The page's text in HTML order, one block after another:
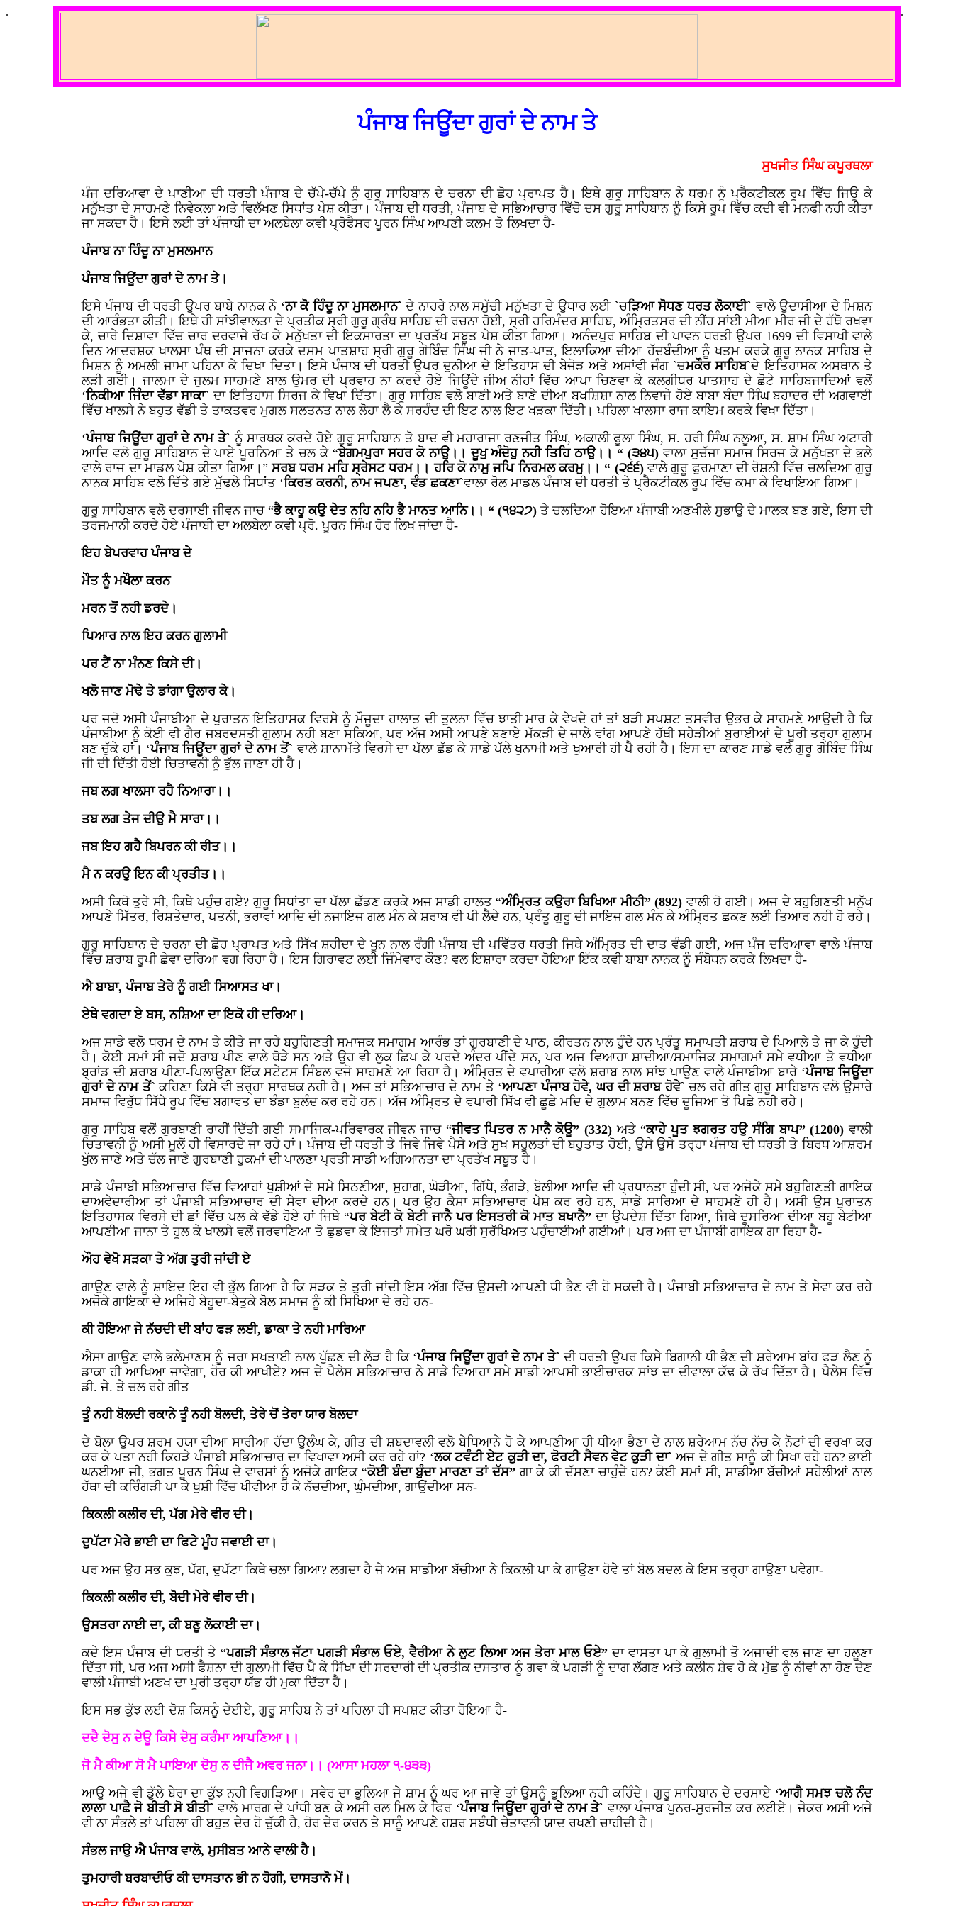
.
ਪੰਜਾਬ ਜਿਊਂਦਾ ਗੁਰਾਂ ਦੇ ਨਾਮ ਤੇ
ਸੁਖਜੀਤ ਸਿੰਘ ਕਪੂਰਥਲਾ
ਪੰਜ ਦਰਿਆਵਾ ਦੇ ਪਾਣੀਆ ਦੀ ਧਰਤੀ ਪੰਜਾਬ ਦੇ ਚੱਪੇ-ਚੱਪੇ ਨੂੰ ਗੁਰੂ ਸਾਹਿਬਾਨ ਦੇ ਚਰਨਾ ਦੀ ਛੋਹ ਪ੍ਰਾਪਤ ਹੈ। ਇਥੇ ਗੁਰੂ ਸਾਹਿਬਾਨ ਨੇ ਧਰਮ ਨੂੰ ਪ੍ਰੈਕਟੀਕਲ ਰੂਪ ਵਿੱਚ ਜਿਊ ਕੇ
ਮਨੁੱਖਤਾ ਦੇ ਸਾਹਮਣੇ ਨਿਵੇਕਲਾ ਅਤੇ ਵਿਲੱਖਣ ਸਿਧਾਂਤ ਪੇਸ਼ ਕੀਤਾ। ਪੰਜਾਬ ਦੀ ਧਰਤੀ, ਪੰਜਾਬ ਦੇ ਸਭਿਆਚਾਰ ਵਿੱਚੋ ਦਸ ਗੁਰੂ ਸਾਹਿਬਾਨ ਨੂੰ ਕਿਸੇ ਰੂਪ ਵਿੱਚ ਕਦੀ ਵੀ ਮਨਫੀ ਨਹੀ ਕੀਤਾ
ਜਾ ਸਕਦਾ ਹੈ। ਇਸੇ ਲਈ ਤਾਂ ਪੰਜਾਬੀ ਦਾ ਅਲਬੇਲਾ ਕਵੀ ਪ੍ਰੋਫੈਸਰ ਪੂਰਨ ਸਿੰਘ ਆਪਣੀ ਕਲਮ ਤੋ ਲਿਖਦਾ ਹੈ-
ਪੰਜਾਬ ਨਾ ਹਿੰਦੂ ਨਾ ਮੁਸਲਮਾਨ
ਪੰਜਾਬ ਜਿਊਂਦਾ ਗੁਰਾਂ ਦੇ ਨਾਮ ਤੇ।
ਇਸੇ ਪੰਜਾਬ ਦੀ ਧਰਤੀ ਉਪਰ ਬਾਬੇ ਨਾਨਕ ਨੇ ‘ਨਾ ਕੋ ਹਿੰਦੂ ਨਾ ਮੁਸਲਮਾਨ`ਦੇ ਨਾਹਰੇ ਨਾਲ ਸਮੁੱਚੀ ਮਨੁੱਖਤਾ ਦੇ ਉਧਾਰ ਲਈ `ਚੜਿਆ ਸੋਧਣ ਧਰਤ ਲੋਕਾਈ` ਵਾਲੇ ਉਦਾਸੀਆ ਦੇ ਮਿਸ਼ਨ
ਦੀ ਆਰੰਭਤਾ ਕੀਤੀ। ਇਥੇ ਹੀ ਸਾਂਝੀਵਾਲਤਾ ਦੇ ਪ੍ਰਤੀਕ ਸ੍ਰੀ ਗੁਰੂ ਗ੍ਰੰਥ ਸਾਹਿਬ ਦੀ ਰਚਨਾ ਹੋਈ, ਸ੍ਰੀ ਹਰਿਮੰਦਰ ਸਾਹਿਬ, ਅੰਮ੍ਰਿਤਸਰ ਦੀ ਨੀਂਹ ਸਾਂਈ ਮੀਆ ਮੀਰ ਜੀ ਦੇ ਹੱਥੋ ਰਖਵਾ
ਕੇ, ਚਾਰੇ ਦਿਸ਼ਾਵਾ ਵਿੱਚ ਚਾਰ ਦਰਵਾਜੇ ਰੱਖ ਕੇ ਮਨੁੱਖਤਾ ਦੀ ਇਕਸਾਰਤਾ ਦਾ ਪ੍ਰਤੱਖ ਸਬੂਤ ਪੇਸ਼ ਕੀਤਾ ਗਿਆ। ਅਨੰਦਪੁਰ ਸਾਹਿਬ ਦੀ ਪਾਵਨ ਧਰਤੀ ਉਪਰ 1699 ਦੀ ਵਿਸਾਖੀ ਵਾਲੇ
ਦਿਨ ਆਦਰਸ਼ਕ ਖਾਲਸਾ ਪੰਥ ਦੀ ਸਾਜਨਾ ਕਰਕੇ ਦਸਮ ਪਾਤਸ਼ਾਹ ਸ੍ਰੀ ਗੁਰੂ ਗੋਬਿੰਦ ਸਿੰਘ ਜੀ ਨੇ ਜਾਤ-ਪਾਤ, ਇਲਾਕਿਆ ਦੀਆ ਹੱਦਬੰਦੀਆ ਨੂੰ ਖਤਮ ਕਰਕੇ ਗੁਰੂ ਨਾਨਕ ਸਾਹਿਬ ਦੇ
ਮਿਸ਼ਨ ਨੂੰ ਅਮਲੀ ਜਾਮਾ ਪਹਿਨਾ ਕੇ ਦਿਖਾ ਦਿਤਾ। ਇਸੇ ਪੰਜਾਬ ਦੀ ਧਰਤੀ ਉਪਰ ਦੁਨੀਆ ਦੇ ਇਤਿਹਾਸ ਦੀ ਬੇਜੋੜ ਅਤੇ ਅਸਾਂਵੀ ਜੰਗ `ਚਮਕੌਰ ਸਾਹਿਬ`ਦੇ ਇਤਿਹਾਸਕ ਅਸਥਾਨ ਤੇ
ਲੜੀ ਗਈ। ਜਾਲਮਾ ਦੇ ਜੁਲਮ ਸਾਹਮਣੇ ਬਾਲ ਉਮਰ ਦੀ ਪ੍ਰਵਾਹ ਨਾ ਕਰਦੇ ਹੋਏ ਜਿਊਂਦੇ ਜੀਅ ਨੀਹਾਂ ਵਿੱਚ ਆਪਾ ਚਿਣਵਾ ਕੇ ਕਲਗੀਧਰ ਪਾਤਸ਼ਾਹ ਦੇ ਛੋਟੇ ਸਾਹਿਬਜਾਦਿਆਂ ਵਲੋਂ
‘ਨਿਕੀਆ ਜਿੰਦਾ ਵੱਡਾ ਸਾਕਾ`ਦਾ ਇਤਿਹਾਸ ਸਿਰਜ ਕੇ ਵਿਖਾ ਦਿੱਤਾ। ਗੁਰੂ ਸਾਹਿਬ ਵਲੋ ਬਾਣੀ ਅਤੇ ਬਾਣੇ ਦੀਆ ਬਖਸ਼ਿਸ਼ਾ ਨਾਲ ਨਿਵਾਜੇ ਹੋਏ ਬਾਬਾ ਬੰਦਾ ਸਿੰਘ ਬਹਾਦਰ ਦੀ ਅਗਵਾਈ
ਵਿੱਚ ਖਾਲਸੇ ਨੇ ਬਹੁਤ ਵੱਡੀ ਤੇ ਤਾਕਤਵਰ ਮੁਗਲ ਸਲਤਨਤ ਨਾਲ ਲੋਹਾ ਲੈ ਕੇ ਸਰਹੰਦ ਦੀ ਇਟ ਨਾਲ ਇਟ ਖੜਕਾ ਦਿੱਤੀ। ਪਹਿਲਾ ਖਾਲਸਾ ਰਾਜ ਕਾਇਮ ਕਰਕੇ ਵਿਖਾ ਦਿੱਤਾ।
‘ਪੰਜਾਬ ਜਿਊਂਦਾ ਗੁਰਾਂ ਦੇ ਨਾਮ ਤੇ`ਨੂੰ ਸਾਰਥਕ ਕਰਦੇ ਹੋਏ ਗੁਰੂ ਸਾਹਿਬਾਨ ਤੋ ਬਾਦ ਵੀ ਮਹਾਰਾਜਾ ਰਣਜੀਤ ਸਿੰਘ, ਅਕਾਲੀ ਫੂਲਾ ਸਿੰਘ, ਸ. ਹਰੀ ਸਿੰਘ ਨਲੂਆ, ਸ. ਸ਼ਾਮ ਸਿੰਘ ਅਟਾਰੀ
ਆਦਿ ਵਲੋ ਗੁਰੂ ਸਾਹਿਬਾਨ ਦੇ ਪਾਏ ਪੂਰਨਿਆ ਤੇ ਚਲ ਕੇ “ਬੇਗਮਪੁਰਾ ਸਹਰ ਕੋ ਨਾਉ।। ਦੂਖੁ ਅੰਦੋਹੁ ਨਹੀ ਤਿਹਿ ਠਾਉ।। “ (੩੪੫) ਵਾਲਾ ਸੁਚੱਜਾ ਸਮਾਜ ਸਿਰਜ ਕੇ ਮਨੁੱਖਤਾ ਦੇ ਭਲੇ
ਵਾਲੇ ਰਾਜ ਦਾ ਮਾਡਲ ਪੇਸ਼ ਕੀਤਾ ਗਿਆ।”ਸਰਬ ਧਰਮ ਮਹਿ ਸ੍ਰੇਸਟ ਧਰਮ।। ਹਰਿ ਕੋ ਨਾਮੁ ਜਪਿ ਨਿਰਮਲ ਕਰਮੁ।। “ (੨੬੬) ਵਾਲੇ ਗੁਰੂ ਫੁਰਮਾਣਾ ਦੀ ਰੋਸ਼ਨੀ ਵਿੱਚ ਚਲਦਿਆ ਗੁਰੂ
ਨਾਨਕ ਸਾਹਿਬ ਵਲੋ ਦਿੱਤੇ ਗਏ ਮੁੱਢਲੇ ਸਿਧਾਂਤ ‘ਕਿਰਤ ਕਰਨੀ, ਨਾਮ ਜਪਣਾ, ਵੰਡ ਛਕਣਾ`ਵਾਲਾ ਰੋਲ ਮਾਡਲ ਪੰਜਾਬ ਦੀ ਧਰਤੀ ਤੇ ਪ੍ਰੈਕਟੀਕਲ ਰੂਪ ਵਿੱਚ ਕਮਾ ਕੇ ਵਿਖਾਇਆ ਗਿਆ।
ਗੁਰੂ ਸਾਹਿਬਾਨ ਵਲੋ ਦਰਸਾਈ ਜੀਵਨ ਜਾਚ “ਭੈ ਕਾਹੂ ਕਉ ਦੇਤ ਨਹਿ ਨਹਿ ਭੈ ਮਾਨਤ ਆਨਿ।। “ (੧੪੨੭) ਤੇ ਚਲਦਿਆ ਹੋਇਆ ਪੰਜਾਬੀ ਅਣਖੀਲੇ ਸੁਭਾਉ ਦੇ ਮਾਲਕ ਬਣ ਗਏ, ਇਸ ਦੀ
ਤਰਜਮਾਨੀ ਕਰਦੇ ਹੋਏ ਪੰਜਾਬੀ ਦਾ ਅਲਬੇਲਾ ਕਵੀ ਪ੍ਰੋ. ਪੂਰਨ ਸਿੰਘ ਹੋਰ ਲਿਖ ਜਾਂਦਾ ਹੈ-
ਇਹ ਬੇਪਰਵਾਹ ਪੰਜਾਬ ਦੇ
ਮੌਤ ਨੂੰ ਮਖੌਲਾ ਕਰਨ
ਮਰਨ ਤੋਂ ਨਹੀ ਡਰਦੇ।
ਪਿਆਰ ਨਾਲ ਇਹ ਕਰਨ ਗੁਲਾਮੀ
ਪਰ ਟੈਂ ਨਾ ਮੰਨਣ ਕਿਸੇ ਦੀ।
ਖਲੋ ਜਾਣ ਮੋਢੇ ਤੇ ਡਾਂਗਾ ਉਲਾਰ ਕੇ।
ਪਰ ਜਦੋ ਅਸੀ ਪੰਜਾਬੀਆ ਦੇ ਪੁਰਾਤਨ ਇਤਿਹਾਸਕ ਵਿਰਸੇ ਨੂੰ ਮੌਜੂਦਾ ਹਾਲਾਤ ਦੀ ਤੁਲਨਾ ਵਿੱਚ ਝਾਤੀ ਮਾਰ ਕੇ ਵੇਖਦੇ ਹਾਂ ਤਾਂ ਬੜੀ ਸਪਸ਼ਟ ਤਸਵੀਰ ਉਭਰ ਕੇ ਸਾਹਮਣੇ ਆਉਦੀ ਹੈ ਕਿ
ਪੰਜਾਬੀਆ ਨੂੰ ਕੋਈ ਵੀ ਗੈਰ ਜਬਰਦਸਤੀ ਗੁਲਾਮ ਨਹੀ ਬਣਾ ਸਕਿਆ, ਪਰ ਅੱਜ ਅਸੀ ਆਪਣੇ ਬਣਾਏ ਮੱਕੜੀ ਦੇ ਜਾਲੇ ਵਾਂਗ ਆਪਣੇ ਹੱਥੀ ਸਹੇੜੀਆਂ ਬੁਰਾਈਆਂ ਦੇ ਪੂਰੀ ਤਰ੍ਹਾ ਗੁਲਾਮ
ਬਣ ਚੁੱਕੇ ਹਾਂ। ‘ਪੰਜਾਬ ਜਿਊਂਦਾ ਗੁਰਾਂ ਦੇ ਨਾਮ ਤੋਂ` ਵਾਲੇ ਸ਼ਾਨਾਮੱਤੇ ਵਿਰਸੇ ਦਾ ਪੱਲਾ ਛੱਡ ਕੇ ਸਾਡੇ ਪੱਲੇ ਖੁਨਾਮੀ ਅਤੇ ਖੁਆਰੀ ਹੀ ਪੈ ਰਹੀ ਹੈ। ਇਸ ਦਾ ਕਾਰਣ ਸਾਡੇ ਵਲੋ ਗੁਰੂ ਗੋਬਿੰਦ ਸਿੰਘ
ਜੀ ਦੀ ਦਿੱਤੀ ਹੋਈ ਚਿਤਾਵਨੀ ਨੂੰ ਭੁੱਲ ਜਾਣਾ ਹੀ ਹੈ।
ਜਬ ਲਗ ਖਾਲਸਾ ਰਹੈ ਨਿਆਰਾ।।
ਤਬ ਲਗ ਤੇਜ ਦੀਉ ਮੈ ਸਾਰਾ।।
ਜਬ ਇਹ ਗਹੈ ਬਿਪਰਨ ਕੀ ਰੀਤ।।
ਮੈ ਨ ਕਰਉ ਇਨ ਕੀ ਪ੍ਰਤੀਤ।।
ਅਸੀ ਕਿਥੋ ਤੁਰੇ ਸੀ, ਕਿਥੇ ਪਹੁੰਚ ਗਏ? ਗੁਰੂ ਸਿਧਾਂਤਾ ਦਾ ਪੱਲਾ ਛੱਡਣ ਕਰਕੇ ਅਜ ਸਾਡੀ ਹਾਲਤ “ਅੰਮ੍ਰਿਤ ਕਉਰਾ ਬਿਖਿਆ ਮੀਠੀ” (892) ਵਾਲੀ ਹੋ ਗਈ। ਅਜ ਦੇ ਬਹੁਗਿਣਤੀ ਮਨੁੱਖ
ਆਪਣੇ ਮਿੱਤਰ, ਰਿਸ਼ਤੇਦਾਰ, ਪਤਨੀ, ਭਰਾਵਾਂ ਆਦਿ ਦੀ ਨਜਾਇਜ ਗਲ ਮੰਨ ਕੇ ਸ਼ਰਾਬ ਵੀ ਪੀ ਲੈਦੇ ਹਨ, ਪ੍ਰੰਤੂ ਗੁਰੂ ਦੀ ਜਾਇਜ ਗਲ ਮੰਨ ਕੇ ਅੰਮ੍ਰਿਤ ਛਕਣ ਲਈ ਤਿਆਰ ਨਹੀ ਹੋ ਰਹੇ।
ਗੁਰੂ ਸਾਹਿਬਾਨ ਦੇ ਚਰਨਾ ਦੀ ਛੋਹ ਪ੍ਰਾਪਤ ਅਤੇ ਸਿੱਖ ਸ਼ਹੀਦਾ ਦੇ ਖੂਨ ਨਾਲ ਰੰਗੀ ਪੰਜਾਬ ਦੀ ਪਵਿੱਤਰ ਧਰਤੀ ਜਿਥੇ ਅੰਮ੍ਰਿਤ ਦੀ ਦਾਤ ਵੰਡੀ ਗਈ, ਅਜ ਪੰਜ ਦਰਿਆਵਾ ਵਾਲੇ ਪੰਜਾਬ
ਵਿੱਚ ਸ਼ਰਾਬ ਰੂਪੀ ਛੇਵਾ ਦਰਿਆ ਵਗ ਰਿਹਾ ਹੈ। ਇਸ ਗਿਰਾਵਟ ਲਈ ਜਿੰਮੇਵਾਰ ਕੌਣ? ਵਲ ਇਸ਼ਾਰਾ ਕਰਦਾ ਹੋਇਆ ਇੱਕ ਕਵੀ ਬਾਬਾ ਨਾਨਕ ਨੂੰ ਸੰਬੋਧਨ ਕਰਕੇ ਲਿਖਦਾ ਹੈ-
ਐ ਬਾਬਾ, ਪੰਜਾਬ ਤੇਰੇ ਨੂੰ ਗਈ ਸਿਆਸਤ ਖਾ।
ਏਥੇ ਵਗਦਾ ਏ ਬਸ, ਨਸ਼ਿਆ ਦਾ ਇਕੋ ਹੀ ਦਰਿਆ।
ਅਜ ਸਾਡੇ ਵਲੋ ਧਰਮ ਦੇ ਨਾਮ ਤੇ ਕੀਤੇ ਜਾ ਰਹੇ ਬਹੁਗਿਣਤੀ ਸਮਾਜਕ ਸਮਾਗਮ ਆਰੰਭ ਤਾਂ ਗੁਰਬਾਣੀ ਦੇ ਪਾਠ, ਕੀਰਤਨ ਨਾਲ ਹੁੰਦੇ ਹਨ ਪ੍ਰੰਤੂ ਸਮਾਪਤੀ ਸ਼ਰਾਬ ਦੇ ਪਿਆਲੇ ਤੇ ਜਾ ਕੇ ਹੁੰਦੀ
ਹੈ। ਕੋਈ ਸਮਾਂ ਸੀ ਜਦੋ ਸ਼ਰਾਬ ਪੀਣ ਵਾਲੇ ਥੋੜੇ ਸਨ ਅਤੇ ਉਹ ਵੀ ਲੁਕ ਛਿਪ ਕੇ ਪਰਦੇ ਅੰਦਰ ਪੀਂਦੇ ਸਨ, ਪਰ ਅਜ ਵਿਆਹਾ ਸ਼ਾਦੀਆ/ਸਮਾਜਿਕ ਸਮਾਗਮਾਂ ਸਮੇ ਵਧੀਆ ਤੋ ਵਧੀਆ
ਬ੍ਰਾਂਡ ਦੀ ਸ਼ਰਾਬ ਪੀਣਾ-ਪਿਲਾਉਣਾ ਇੱਕ ਸਟੇਟਸ ਸਿੰਬਲ ਵਜੋ ਸਾਹਮਣੇ ਆ ਰਿਹਾ ਹੈ। ਅੰਮ੍ਰਿਤ ਦੇ ਵਪਾਰੀਆ ਵਲੋ ਸ਼ਰਾਬ ਨਾਲ ਸਾਂਝ ਪਾਉਣ ਵਾਲੇ ਪੰਜਾਬੀਆ ਬਾਰੇ ‘ਪੰਜਾਬ ਜਿਊਂਦਾ
ਗੁਰਾਂ ਦੇ ਨਾਮ ਤੇਂ`ਕਹਿਣਾ ਕਿਸੇ ਵੀ ਤਰ੍ਹਾ ਸਾਰਥਕ ਨਹੀ ਹੈ। ਅਜ ਤਾਂ ਸਭਿਆਚਾਰ ਦੇ ਨਾਮ ਤੇ ‘ਆਪਣਾ ਪੰਜਾਬ ਹੋਵੇ, ਘਰ ਦੀ ਸ਼ਰਾਬ ਹੋਵੇ`ਚਲ ਰਹੇ ਗੀਤ ਗੁਰੂ ਸਾਹਿਬਾਨ ਵਲੋ ਉਸਾਰੇ
ਸਮਾਜ ਵਿਰੁੱਧ ਸਿੱਧੇ ਰੂਪ ਵਿੱਚ ਬਗਾਵਤ ਦਾ ਝੰਡਾ ਬੁਲੰਦ ਕਰ ਰਹੇ ਹਨ। ਅੱਜ ਅੰਮ੍ਰਿਤ ਦੇ ਵਪਾਰੀ ਸਿੱਖ ਵੀ ਛੂਛੇ ਮਦਿ ਦੇ ਗੁਲਾਮ ਬਨਣ ਵਿੱਚ ਦੂਜਿਆ ਤੋ ਪਿਛੇ ਨਹੀ ਰਹੇ।
ਗੁਰੂ ਸਾਹਿਬ ਵਲੋਂ ਗੁਰਬਾਣੀ ਰਾਹੀਂ ਦਿੱਤੀ ਗਈ ਸਮਾਜਿਕ-ਪਰਿਵਾਰਕ ਜੀਵਨ ਜਾਚ “ਜੀਵਤ ਪਿਤਰ ਨ ਮਾਨੈ ਕੋਊ” (332) ਅਤੇ “ਕਾਹੇ ਪੂਤ ਝਗਰਤ ਹਉ ਸੰਗਿ ਬਾਪ” (1200)ਵਾਲੀ
ਚਿਤਾਵਨੀ ਨੂੰ ਅਸੀ ਮੂਲੋਂ ਹੀ ਵਿਸਾਰਦੇ ਜਾ ਰਹੇ ਹਾਂ। ਪੰਜਾਬ ਦੀ ਧਰਤੀ ਤੇ ਜਿਵੇ ਜਿਵੇ ਪੈਸੇ ਅਤੇ ਸੁਖ ਸਹੂਲਤਾਂ ਦੀ ਬਹੁਤਾਤ ਹੋਈ, ਉਸੇ ਉਸੇ ਤਰ੍ਹਾ ਪੰਜਾਬ ਦੀ ਧਰਤੀ ਤੇ ਬਿਰਧ ਆਸ਼ਰਮ
ਖੁੱਲ ਜਾਣੇ ਅਤੇ ਚੱਲ ਜਾਣੇ ਗੁਰਬਾਣੀ ਹੁਕਮਾਂ ਦੀ ਪਾਲਣਾ ਪ੍ਰਤੀ ਸਾਡੀ ਅਗਿਆਨਤਾ ਦਾ ਪ੍ਰਤੱਖ ਸਬੂਤ ਹੈ।
ਸਾਡੇ ਪੰਜਾਬੀ ਸਭਿਆਚਾਰ ਵਿੱਚ ਵਿਆਹਾਂ ਖੁਸ਼ੀਆਂ ਦੇ ਸਮੇ ਸਿਠਣੀਆ, ਸੁਹਾਗ, ਘੋੜੀਆ, ਗਿੱਧੇ, ਭੰਗੜੇ, ਬੋਲੀਆ ਆਦਿ ਦੀ ਪ੍ਰਧਾਨਤਾ ਹੁੰਦੀ ਸੀ, ਪਰ ਅਜੋਕੇ ਸਮੇ ਬਹੁਗਿਣਤੀ ਗਾਇਕ
ਦਾਅਵੇਦਾਰੀਆ ਤਾਂ ਪੰਜਾਬੀ ਸਭਿਆਚਾਰ ਦੀ ਸੇਵਾ ਦੀਆ ਕਰਦੇ ਹਨ। ਪਰ ਉਹ ਕੈਸਾ ਸਭਿਆਚਾਰ ਪੇਸ਼ ਕਰ ਰਹੇ ਹਨ, ਸਾਡੇ ਸਾਰਿਆ ਦੇ ਸਾਹਮਣੇ ਹੀ ਹੈ। ਅਸੀ ਉਸ ਪੁਰਾਤਨ
ਇਤਿਹਾਸਕ ਵਿਰਸੇ ਦੀ ਛਾਂ ਵਿੱਚ ਪਲ ਕੇ ਵੱਡੇ ਹੋਏ ਹਾਂ ਜਿਥੇ “ਪਰ ਬੇਟੀ ਕੋ ਬੇਟੀ ਜਾਨੈ ਪਰ ਇਸਤਰੀ ਕੋ ਮਾਤ ਬਖਾਨੈ” ਦਾ ਉਪਦੇਸ਼ ਦਿੱਤਾ ਗਿਆ, ਜਿਥੇ ਦੂਸਰਿਆ ਦੀਆ ਬਹੂ ਬੇਟੀਆ
ਆਪਣੀਆ ਜਾਨਾ ਤੇ ਹੂਲ ਕੇ ਖਾਲਸੇ ਵਲੋਂ ਜਰਵਾਣਿਆ ਤੋ ਛੁਡਵਾ ਕੇ ਇਜਤਾਂ ਸਮੇਤ ਘਰੋ ਘਰੀ ਸੁਰੱਖਿਅਤ ਪਹੁੰਚਾਈਆਂ ਗਈਆਂ। ਪਰ ਅਜ ਦਾ ਪੰਜਾਬੀ ਗਾਇਕ ਗਾ ਰਿਹਾ ਹੈ-
ਔਹ ਵੇਖੋ ਸੜਕਾ ਤੇ ਅੱਗ ਤੁਰੀ ਜਾਂਦੀ ਏ
ਗਾਉਣ ਵਾਲੇ ਨੂੰ ਸ਼ਾਇਦ ਇਹ ਵੀ ਭੁੱਲ ਗਿਆ ਹੈ ਕਿ ਸੜਕ ਤੇ ਤੁਰੀ ਜਾਂਦੀ ਇਸ ਅੱਗ ਵਿੱਚ ਉਸਦੀ ਆਪਣੀ ਧੀ ਭੈਣ ਵੀ ਹੋ ਸਕਦੀ ਹੈ। ਪੰਜਾਬੀ ਸਭਿਆਚਾਰ ਦੇ ਨਾਮ ਤੇ ਸੇਵਾ ਕਰ ਰਹੇ
ਅਜੋਕੇ ਗਾਇਕਾ ਦੇ ਅਜਿਹੇ ਬੇਹੂਦਾ-ਬੇਤੁਕੇ ਬੋਲ ਸਮਾਜ ਨੂੰ ਕੀ ਸਿਖਿਆ ਦੇ ਰਹੇ ਹਨ-
ਕੀ ਹੋਇਆ ਜੇ ਨੱਚਦੀ ਦੀ ਬਾਂਹ ਫੜ ਲਈ, ਡਾਕਾ ਤੇ ਨਹੀ ਮਾਰਿਆ
ਐਸਾ ਗਾਉਣ ਵਾਲੇ ਭਲੇਮਾਣਸ ਨੂੰ ਜਰਾ ਸਖਤਾਈ ਨਾਲ ਪੁੱਛਣ ਦੀ ਲੋੜ ਹੈ ਕਿ ‘ਪੰਜਾਬ ਜਿਊਂਦਾ ਗੁਰਾਂ ਦੇ ਨਾਮ ਤੇ`ਦੀ ਧਰਤੀ ਉਪਰ ਕਿਸੇ ਬਿਗਾਨੀ ਧੀ ਭੈਣ ਦੀ ਸ਼ਰੇਆਮ ਬਾਂਹ ਫੜ ਲੈਣ ਨੂੰ
ਡਾਕਾ ਹੀ ਆਖਿਆ ਜਾਵੇਗਾ, ਹੋਰ ਕੀ ਆਖੀਏ? ਅਜ ਦੇ ਪੈਲੇਸ ਸਭਿਆਚਾਰ ਨੇ ਸਾਡੇ ਵਿਆਹਾ ਸਮੇ ਸਾਡੀ ਆਪਸੀ ਭਾਈਚਾਰਕ ਸਾਂਝ ਦਾ ਦੀਵਾਲਾ ਕੱਢ ਕੇ ਰੱਖ ਦਿੱਤਾ ਹੈ। ਪੈਲੇਸ ਵਿੱਚ
ਡੀ. ਜੇ. ਤੇ ਚਲ ਰਹੇ ਗੀਤ
ਤੂੰ ਨਹੀ ਬੋਲਦੀ ਰਕਾਨੇ ਤੂੰ ਨਹੀ ਬੋਲਦੀ, ਤੇਰੇ ਚੋਂ ਤੇਰਾ ਯਾਰ ਬੋਲਦਾ
ਦੇ ਬੋਲਾ ਉਪਰ ਸ਼ਰਮ ਹਯਾ ਦੀਆ ਸਾਰੀਆ ਹੱਦਾ ਉਲੰਘ ਕੇ, ਗੀਤ ਦੀ ਸ਼ਬਦਾਵਲੀ ਵਲੋ ਬੇਧਿਆਨੇ ਹੋ ਕੇ ਆਪਣੀਆ ਹੀ ਧੀਆ ਭੈਣਾ ਦੇ ਨਾਲ ਸ਼ਰੇਆਮ ਨੱਚ ਨੱਚ ਕੇ ਨੋਟਾਂ ਦੀ ਵਰਖਾ ਕਰ
ਕਰ ਕੇ ਪਤਾ ਨਹੀ ਕਿਹੜੇ ਪੰਜਾਬੀ ਸਭਿਆਚਾਰ ਦਾ ਵਿਖਾਵਾ ਅਸੀ ਕਰ ਰਹੇ ਹਾਂ? ‘ਲਕ ਟਵੰਟੀ ਏਟ ਕੁੜੀ ਦਾ, ਫੋਰਟੀ ਸੈਵਨ ਵੇਟ ਕੁੜੀ ਦਾ`ਅਜ ਦੇ ਗੀਤ ਸਾਨੂੰ ਕੀ ਸਿਖਾ ਰਹੇ ਹਨ? ਭਾਈ
ਘਨਈਆ ਜੀ, ਭਗਤ ਪੂਰਨ ਸਿੰਘ ਦੇ ਵਾਰਸਾਂ ਨੂੰ ਅਜੋਕੇ ਗਾਇਕ “ਕੋਈ ਬੰਦਾ ਬੁੰਦਾ ਮਾਰਣਾ ਤਾਂ ਦੱਸ” ਗਾ ਕੇ ਕੀ ਦੱਸਣਾ ਚਾਹੁੰਦੇ ਹਨ? ਕੋਈ ਸਮਾਂ ਸੀ, ਸਾਡੀਆ ਬੱਚੀਆਂ ਸਹੇਲੀਆਂ ਨਾਲ
ਹੱਥਾ ਦੀ ਕਰਿੰਗੜੀ ਪਾ ਕੇ ਖੁਸ਼ੀ ਵਿੱਚ ਖੀਵੀਆ ਹੋ ਕੇ ਨੱਚਦੀਆ, ਘੁੰਮਦੀਆ, ਗਾਉਂਦੀਆ ਸਨ-
ਕਿਕਲੀ ਕਲੀਰ ਦੀ, ਪੱਗ ਮੇਰੇ ਵੀਰ ਦੀ।
ਦੁਪੱਟਾ ਮੇਰੇ ਭਾਈ ਦਾ ਫਿਟੇ ਮੂੰਹ ਜਵਾਈ ਦਾ।
ਪਰ ਅਜ ਉਹ ਸਭ ਕੁਝ, ਪੱਗ, ਦੁਪੱਟਾ ਕਿਥੇ ਚਲਾ ਗਿਆ? ਲਗਦਾ ਹੈ ਜੇ ਅਜ ਸਾਡੀਆ ਬੱਚੀਆ ਨੇ ਕਿਕਲੀ ਪਾ ਕੇ ਗਾਉਣਾ ਹੋਵੇ ਤਾਂ ਬੋਲ ਬਦਲ ਕੇ ਇਸ ਤਰ੍ਹਾ ਗਾਉਣਾ ਪਵੇਗਾ-
ਕਿਕਲੀ ਕਲੀਰ ਦੀ, ਬੋਦੀ ਮੇਰੇ ਵੀਰ ਦੀ।
ਉਸਤਰਾ ਨਾਈ ਦਾ, ਕੀ ਬਣੂ ਲੋਕਾਈ ਦਾ।
ਕਦੇ ਇਸ ਪੰਜਾਬ ਦੀ ਧਰਤੀ ਤੇ “ਪਗੜੀ ਸੰਭਾਲ ਜੱਟਾ ਪਗੜੀ ਸੰਭਾਲ ਓਏ, ਵੈਰੀਆ ਨੇ ਲੁਟ ਲਿਆ ਅਜ ਤੇਰਾ ਮਾਲ ਓਏ” ਦਾ ਵਾਸਤਾ ਪਾ ਕੇ ਗੁਲਾਮੀ ਤੋ ਅਜਾਦੀ ਵਲ ਜਾਣ ਦਾ ਹਲੂਣਾ
ਦਿੱਤਾ ਸੀ, ਪਰ ਅਜ ਅਸੀ ਫੈਸ਼ਨਾ ਦੀ ਗੁਲਾਮੀ ਵਿੱਚ ਪੈ ਕੇ ਸਿੱਖਾ ਦੀ ਸਰਦਾਰੀ ਦੀ ਪ੍ਰਤੀਕ ਦਸਤਾਰ ਨੂੰ ਗਵਾ ਕੇ ਪਗੜੀ ਨੂੰ ਦਾਗ ਲੱਗਣ ਅਤੇ ਕਲੀਨ ਸ਼ੇਵ ਹੋ ਕੇ ਮੁੱਛ ਨੂੰ ਨੀਵਾਂ ਨਾ ਹੋਣ ਦੇਣ
ਵਾਲੀ ਪੰਜਾਬੀ ਅਣਖ ਦਾ ਪੂਰੀ ਤਰ੍ਹਾ ਯੱਭ ਹੀ ਮੁਕਾ ਦਿੱਤਾ ਹੈ।
ਇਸ ਸਭ ਕੁੱਝ ਲਈ ਦੋਸ਼ ਕਿਸਨੂੰ ਦੇਈਏ, ਗੁਰੂ ਸਾਹਿਬ ਨੇ ਤਾਂ ਪਹਿਲਾ ਹੀ ਸਪਸ਼ਟ ਕੀਤਾ ਹੋਇਆ ਹੈ-
ਦਦੈ ਦੋਸੁ ਨ ਦੇਊ ਕਿਸੇ ਦੋਸੁ ਕਰੰਮਾ ਆਪਣਿਆ।।
ਜੋ ਮੈ ਕੀਆ ਸੋ ਮੈ ਪਾਇਆ ਦੋਸੁ ਨ ਦੀਜੈ ਅਵਰ ਜਨਾ।। (ਆਸਾ ਮਹਲਾ ੧-੪੩੩)
ਆਉ ਅਜੇ ਵੀ ਡੁੱਲੇ ਬੇਰਾ ਦਾ ਕੁੱਝ ਨਹੀ ਵਿਗੜਿਆ। ਸਵੇਰ ਦਾ ਭੁਲਿਆ ਜੇ ਸ਼ਾਮ ਨੂੰ ਘਰ ਆ ਜਾਵੇ ਤਾਂ ਉਸਨੂੰ ਭੁਲਿਆ ਨਹੀ ਕਹਿੰਦੇ। ਗੁਰੂ ਸਾਹਿਬਾਨ ਦੇ ਦਰਸਾਏ ‘ਆਗੈ ਸਮਝ ਚਲੋ ਨੰਦ
ਲਾਲਾ ਪਾਛੈ ਜੋ ਬੀਤੀ ਸੋ ਬੀਤੀ` ਵਾਲੇ ਮਾਰਗ ਦੇ ਪਾਂਧੀ ਬਣ ਕੇ ਅਸੀ ਰਲ ਮਿਲ ਕੇ ਫਿਰ ‘ਪੰਜਾਬ ਜਿਊਂਦਾ ਗੁਰਾਂ ਦੇ ਨਾਮ ਤੇ` ਵਾਲਾ ਪੰਜਾਬ ਪੁਨਰ-ਸੁਰਜੀਤ ਕਰ ਲਈਏ। ਜੇਕਰ ਅਸੀ ਅਜੇ
ਵੀ ਨਾ ਸੰਭਲੇ ਤਾਂ ਪਹਿਲਾ ਹੀ ਬਹੁਤ ਦੇਰ ਹੋ ਚੁੱਕੀ ਹੈ, ਹੋਰ ਦੇਰ ਕਰਨ ਤੇ ਸਾਨੂੰ ਆਪਣੇ ਹਸ਼ਰ ਸਬੰਧੀ ਚੇਤਾਵਨੀ ਯਾਦ ਰਖਣੀ ਚਾਹੀਦੀ ਹੈ।
ਸੰਭਲ ਜਾਉ ਐ ਪੰਜਾਬ ਵਾਲੋ, ਮੁਸੀਬਤ ਆਨੇ ਵਾਲੀ ਹੈ।
ਤੁਮਹਾਰੀ ਬਰਬਾਦੀਓ ਕੀ ਦਾਸਤਾਨ ਭੀ ਨ ਹੋਗੀ, ਦਾਸਤਾਨੋ ਮੇਂ।
.